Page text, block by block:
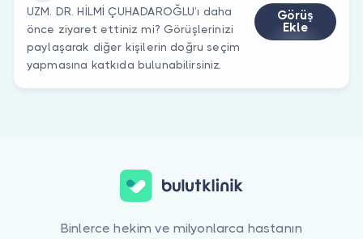
UZM. DR. HİLMİ ÇUHADAROĞLU’ı daha
önce ziyaret ettiniz mi? Görüşlerinizi
paylaşarak diğer kişilerin doğru seçim
yapmasına katkıda bulunabilirsiniz.
Görüş
Ekle
Binlerce hekim ve milyonlarca hastanın